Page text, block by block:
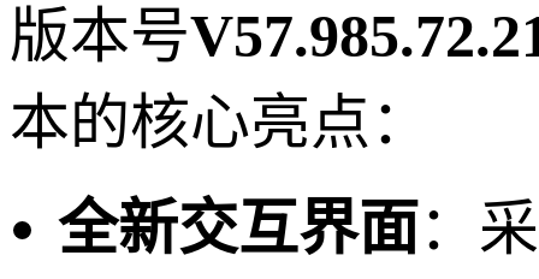
版本号
本的核心亮点：
全新交互界面：